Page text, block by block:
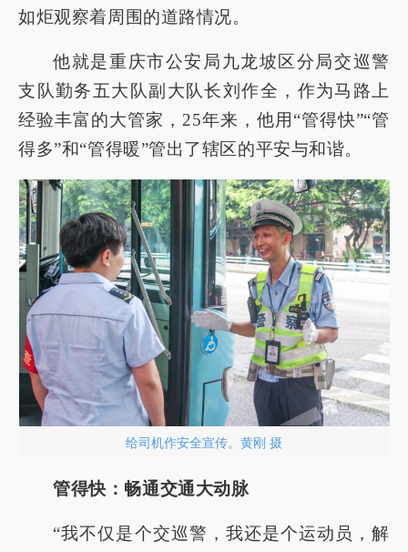
如炬观察着周围的道路情况。
他就是重庆市公安局九龙坡区分局交巡警
支队勤务五大队副大队长刘作全，作为马路上
经验丰富的大管家，25年来，他用“管得快”“管
得多”和“管得暖”管出了辖区的平安与和谐。
给司机作安全宣传。黄刚 摄
管得快：畅通交通大动脉
“我不仅是个交巡警，我还是个运动员，解